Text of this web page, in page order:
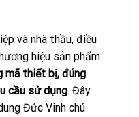
và nhà thầu, điều
hiệu sản phẩm
mã thiết bị, đúng
cầu sử dụng. Đây
Đức Vinh chú